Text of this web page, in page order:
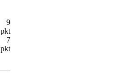
9
pkt
7
pkt